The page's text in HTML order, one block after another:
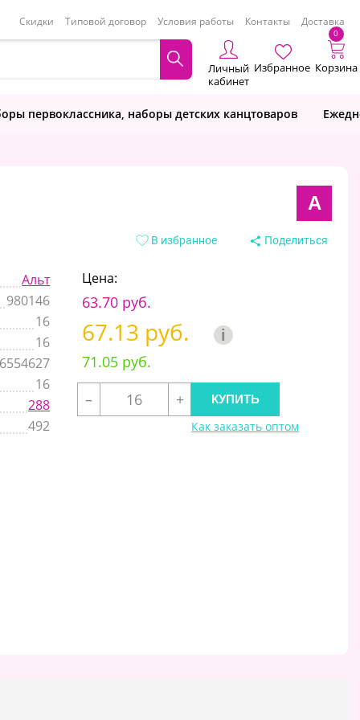
Скидки Типовой договор Условия работы Контакты Доставка
Личный
кабинет
Избранное
0
Корзина
первоклассника, наборы детских канцтоваров
А
В избранное Поделиться
Альт
980146
16
16
16
288
492
Цена:
63.70 руб.
67.13 руб. i
71.05 руб.
–
+
Как заказать оптом